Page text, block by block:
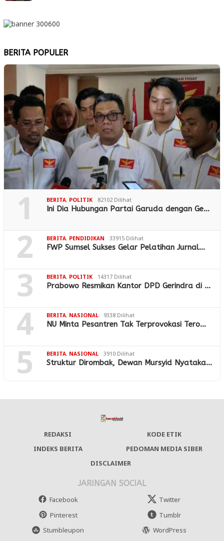
BERITA POPULER
1 BERITA, POLITIK 82102 Dilihat
Ini Dia Hubungan Partai Garuda dengan Ge…
2 BERITA, PENDIDIKAN 33915 Dilihat
FWP Sumsel Sukses Gelar Pelatihan Jurnal…
3 BERITA, POLITIK 14317 Dilihat
Prabowo Resmikan Kantor DPD Gerindra di …
4 BERITA, NASIONAL 9338 Dilihat
NU Minta Pesantren Tak Terprovokasi Tero…
5 BERITA, NASIONAL 3910 Dilihat
Struktur Dirombak, Dewan Mursyid Nyataka…
REDAKSI
KODE ETIK
INDEKS BERITA
PEDOMAN MEDIA SIBER
DISCLAIMER
JARINGAN SOCIAL
Facebook
Twitter
Pinterest
Tumblr
Stumbleupon
WordPress